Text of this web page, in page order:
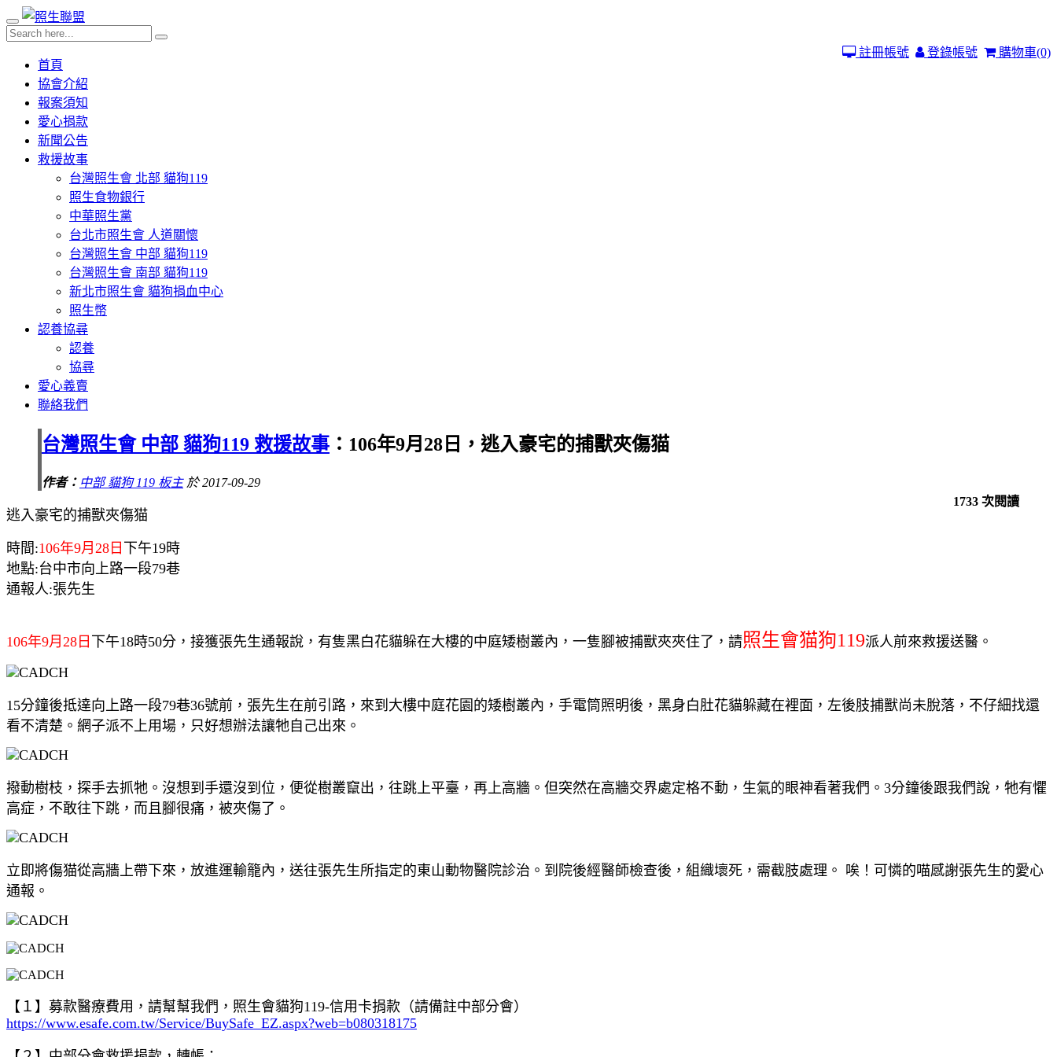
購物車(0)
登錄帳號
註冊帳號
首頁
協會介紹
報案須知
愛心捐款
新聞公告
救援故事
台灣照生會 北部 貓狗119
照生食物銀行
中華照生黨
台北市照生會 人道關懷
台灣照生會 中部 貓狗119
台灣照生會 南部 貓狗119
新北市照生會 貓狗捐血中心
照生幣
認養協尋
認養
協尋
愛心義賣
聯絡我們
台灣照生會 中部 貓狗119 救援故事 ：106年9月28日，逃入豪宅的捕獸夾傷猫
作者： 中部 貓狗 119 板主於 2017-09-29
1733 次閱讀
逃入豪宅的捕獸夾傷猫
時間:106年9月28日 下午19時
地點:台中市向上路一段79巷
通報人:張先生
106年9月28日 下午18時50分，接獲張先生通報說，有隻黑白花貓躲在大樓的中庭矮樹叢內，一隻腳被捕獸夾夾住了，請照生會猫狗119派人前來救援送醫。
15分鐘後抵達向上路一段79巷36號前，張先生在前引路，來到大樓中庭花園的矮樹叢內，手電筒照明後，黑身白肚花貓躲藏在裡面，左後肢捕獸尚未脫落，不仔細找還
看不清楚。 網子派不上用場，只好想辦法讓牠自己出來。
撥動樹枝，探手去抓牠。沒想到手還沒到位，便從樹叢竄出，往跳上平臺，再上高牆。但突然在高牆交界處定格不動，生氣的眼神看著我們。3分鐘後跟我們說，牠有懼
高症，不敢往下跳，而且腳很痛，被夾傷了。
立即將傷猫從高牆上帶下來，放進運輸籠內，送往張先生所指定的東山動物醫院診治。到院後經醫師檢查後，組織壞死，需截肢處理。 唉！可憐的喵感謝張先生的愛心
通報。
【１】募款醫療費用，請幫幫我們，照生會貓狗119-信用卡捐款（請備註中部分會）
https://www.esafe.com.tw/Service/BuySafe_EZ.aspx?web=b080318175